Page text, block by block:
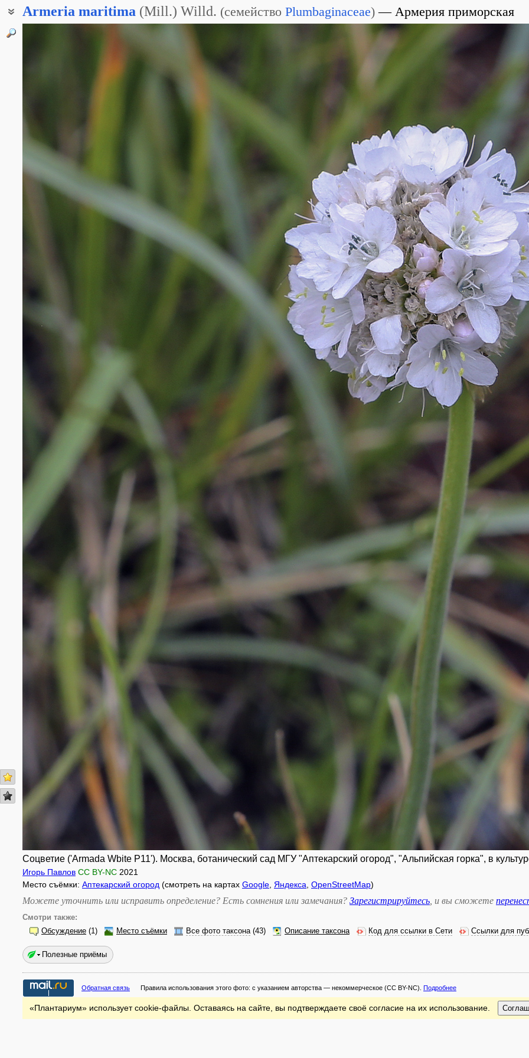
Armeria maritima (Mill.) Willd. (семейство Plumbaginaceae) Армерия приморская
Соцветие ('Armada Wbite P11'). Москва, ботанический сад МГУ "Аптекарский огород", "Альпийская горка", в
Игорь Павлов CC BY-NC 2021
Место съёмки: Аптекарский огород (смотреть на картах Google Яндекса OpenStreetMap)
Можете уточнить или исправить определение? Есть сомнения или замечания? Зарегистрируйтесь , и вы сможете
Смотри также:
Обсуждение (1) Место съёмки Все фото таксона(43) Описание таксона Код для ссылки в Сети Ссылки для
Полезные приёмы
Обратная связь Правила использования этого фото: с указанием авторства — некоммерческое (CC BY-NC). Подробнее
«Плантариум» использует cookie-файлы. Оставаясь на сайте, вы подтверждаете своё согласие на их использование.